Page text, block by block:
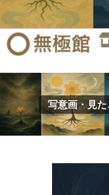
容
を
キ
ッ
プ
写意画・見